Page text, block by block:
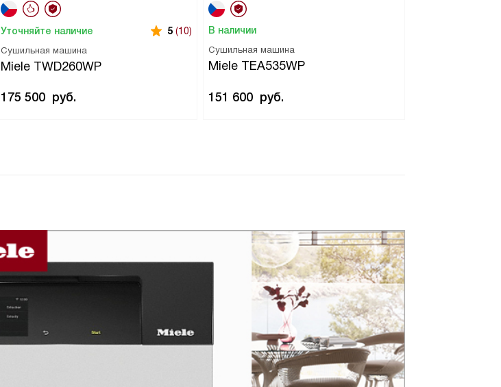
Сушильная машина
Miele TWD260WP
Уточняйте наличие 5 (10)
175 500 руб.
Сушильная машина
Miele TEA535WP
В наличии
151 600 руб.